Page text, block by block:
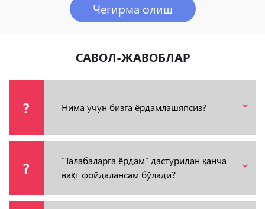
Чегирма олиш
САВОЛ-ЖАВОБЛАР
? Нима учун бизга ёрдамлашяпсиз?
?
“Талабаларга ёрдам” дастуридан қанча
вақт фойдалансам бўлади?